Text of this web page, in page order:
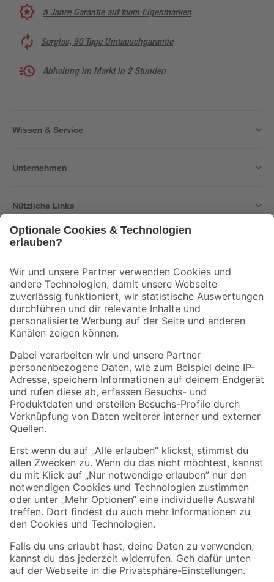
5 Jahre Garantie auf toom Eigenmarken
Sorglos, 90 Tage Umtauschgarantie
Abholung im Markt in 2 Stunden
Wissen & Service
Unternehmen
Nützliche Links
Der toom Newsletter: Keine Angebote und Aktionen mehr verpassen!
Zur Newsletter Anmeldung
Folge uns
Zahlungsarten Versandarten
Sicher einkaufen
Jetzt die toom-App herunterladen
Alle Preisangaben in EUR inkl. gesetzl. MwSt.. Die dargestellten Angebote sind unter
Umständen nicht in allen Märkten verfügbar. Die angegebenen Verfügbarkeiten beziehen